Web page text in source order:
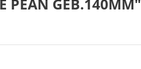
GEB.140MM"